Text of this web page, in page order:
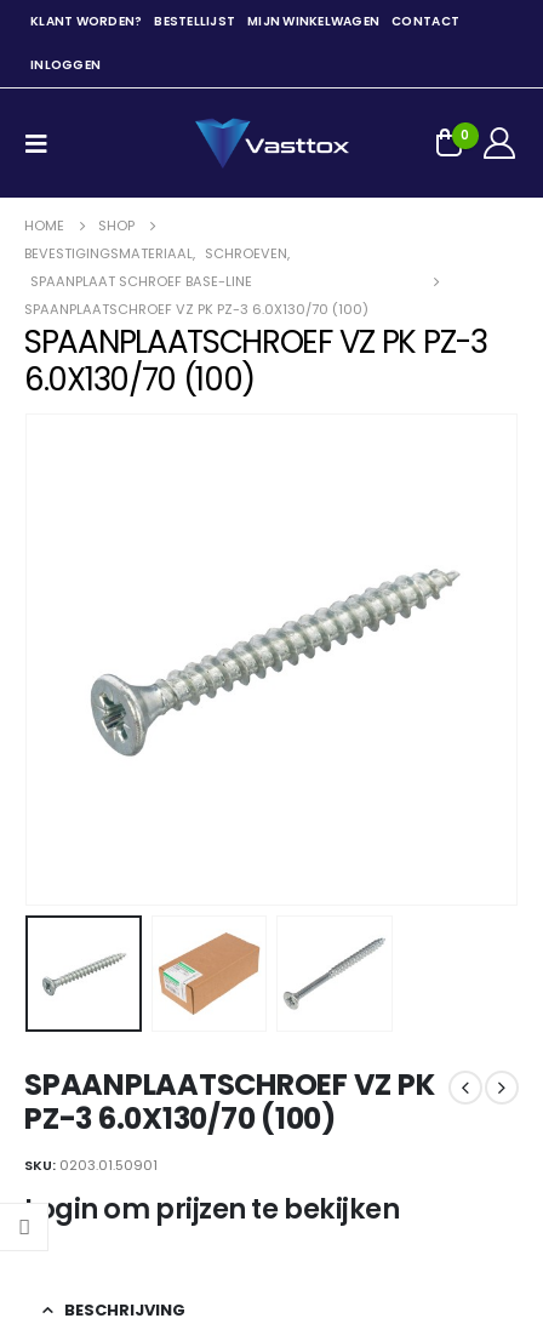
KLANT WORDEN? BESTELLIJST MIJN WINKELWAGEN CONTACT
INLOGGEN
0
HOME
SHOP
BEVESTIGINGSMATERIAAL, SCHROEVEN,
SPAANPLAAT SCHROEF BASE-LINE
SPAANPLAATSCHROEF VZ PK PZ-3 6.0X130/70 (100)
SPAANPLAATSCHROEF VZ PK PZ-3
6.0X130/70 (100)
SPAANPLAATSCHROEF VZ PK
PZ-3 6.0X130/70 (100)
SKU: 0203.01.50901
Login om prijzen te bekijken
BESCHRIJVING